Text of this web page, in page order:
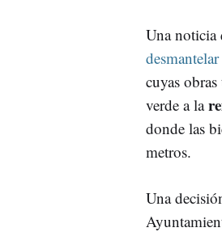
Una noticia
cuyas
verde a la
donde las
metros.
Una